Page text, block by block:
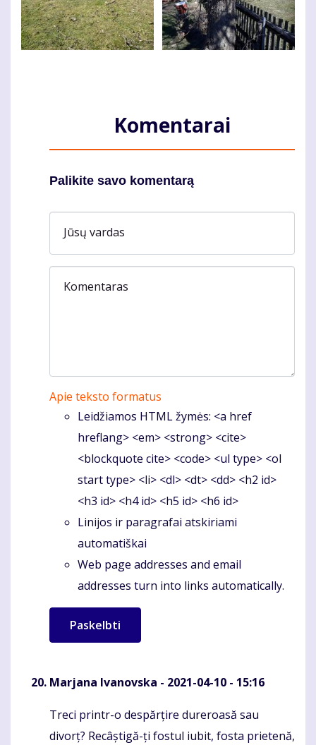
Komentarai
Palikite savo komentarą
Jūsų vardas
Komentaras
Apie teksto formatus
Leidžiamos HTML žymės: <a href
hreflang> <em> <strong> <cite>
<blockquote cite> <code> <ul type> <ol
start type> <li> <dl> <dt> <dd> <h2 id>
<h3 id> <h4 id> <h5 id> <h6 id>
Linijos ir paragrafai atskiriami
automatiškai
Web page addresses and email
addresses turn into links automatically.
Marjana Ivanovska - 2021-04-10 - 15:16
Komentaras
Treci printr-o despărțire dureroasă sau
divorț? Recâștigă-ți fostul iubit, fosta prietenă,